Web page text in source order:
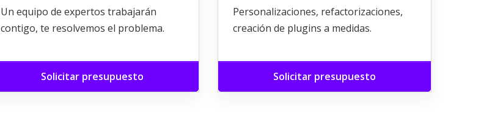
Un equipo de expertos trabajarán
contigo, te resolvemos el problema.
Solicitar presupuesto
Personalizaciones, refactorizaciones,
creación de plugins a medidas.
Solicitar presupuesto